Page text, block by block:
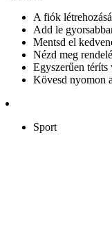
A fiók
Add le
Mentsd el
Nézd meg
Egyszerűen téríts
Kövesd nyomon
Sport